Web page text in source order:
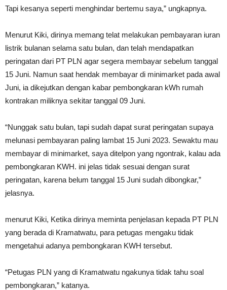
Tapi kesanya seperti menghindar bertemu saya,” ungkapnya.
Menurut Kiki, dirinya memang telat melakukan pembayaran iuran
listrik bulanan selama satu bulan, dan telah mendapatkan
peringatan dari PT PLN agar segera membayar sebelum tanggal
15 Juni. Namun saat hendak membayar di minimarket pada awal
Juni, ia dikejutkan dengan kabar pembongkaran kWh rumah
kontrakan miliknya sekitar tanggal 09 Juni.
“Nunggak satu bulan, tapi sudah dapat surat peringatan supaya
melunasi pembayaran paling lambat 15 Juni 2023. Sewaktu mau
membayar di minimarket, saya ditelpon yang ngontrak, kalau ada
pembongkaran KWH. ini jelas tidak sesuai dengan surat
peringatan, karena belum tanggal 15 Juni sudah dibongkar,”
jelasnya.
menurut Kiki, Ketika dirinya meminta penjelasan kepada PT PLN
yang berada di Kramatwatu, para petugas mengaku tidak
mengetahui adanya pembongkaran KWH tersebut.
“Petugas PLN yang di Kramatwatu ngakunya tidak tahu soal
pembongkaran,” katanya.